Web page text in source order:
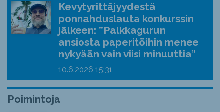
Kevytyrittäjyydestä
ponnahduslauta konkurssin
jälkeen: ”Palkkagurun
ansiosta paperitöihin menee
nykyään vain viisi minuuttia”
10.6.2026 15:31
Poimintoja